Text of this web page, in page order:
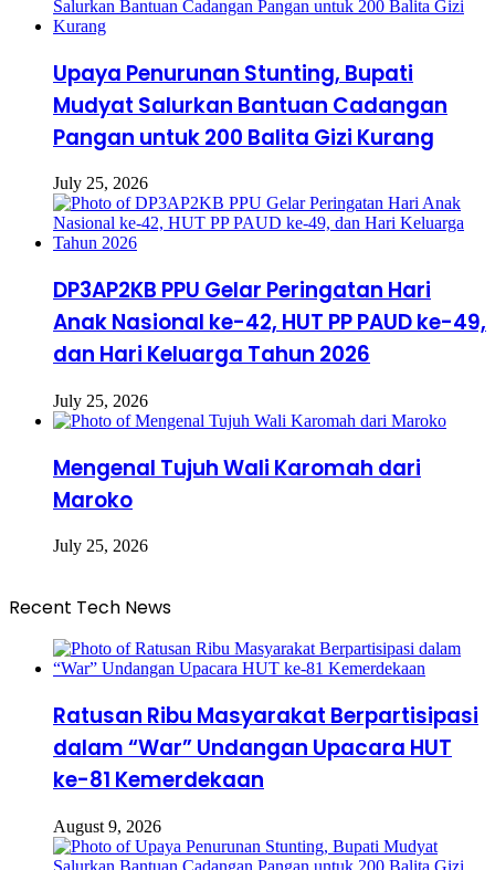
Upaya Penurunan Stunting, Bupati
Mudyat Salurkan Bantuan Cadangan
Pangan untuk 200 Balita Gizi Kurang
July 25, 2026
DP3AP2KB PPU Gelar Peringatan Hari
Anak Nasional ke-42, HUT PP PAUD ke-49,
dan Hari Keluarga Tahun 2026
July 25, 2026
Mengenal Tujuh Wali Karomah dari
Maroko
July 25, 2026
Recent Tech News
Ratusan Ribu Masyarakat Berpartisipasi
dalam “War” Undangan Upacara HUT
ke-81 Kemerdekaan
August 9, 2026